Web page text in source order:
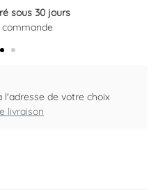
sous 30 jours
commande
sous 14 jours
ici
l'adresse de votre choix
livraison